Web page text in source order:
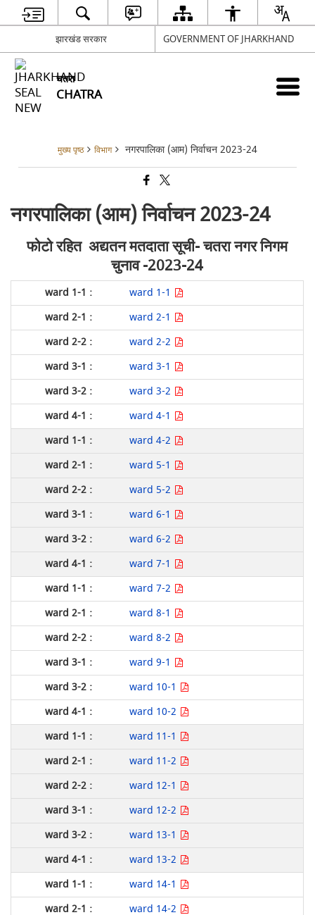
झारखंड सरकार GOVERNMENT OF JHARKHAND
चतरा
CHATRA
मुख्य पृष्ठ विभाग नगरपालिका (आम) निर्वाचन 2023-24
नगरपालिका (आम) निर्वाचन 2023-24
फोटो रहित अद्यतन मतदाता सूची- चतरा नगर निगम
चुनाव-2023-24
ward 1-1
ward 2-1
ward 2-2
ward 3-1
ward 3-2
ward 4-1
ward 4-2
ward 5-1
ward 5-2
ward 6-1
ward 6-2
ward 7-1
ward 7-2
ward 8-1
ward 8-2
ward 9-1
ward 10-1
ward 10-2
ward 11-1
ward 11-2
ward 12-1
ward 12-2
ward 13-1
ward 13-2
ward 14-1
ward 14-2